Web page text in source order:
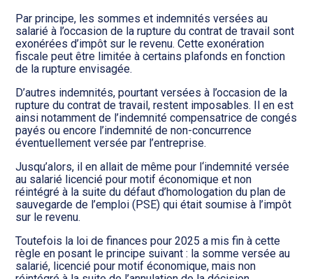
Par principe, les sommes et indemnités versées au
salarié à l’occasion de la rupture du contrat de travail sont
exonérées d’impôt sur le revenu. Cette exonération
fiscale peut être limitée à certains plafonds en fonction
de la rupture envisagée.
D’autres indemnités, pourtant versées à l’occasion de la
rupture du contrat de travail, restent imposables. Il en est
ainsi notamment de l’indemnité compensatrice de congés
payés ou encore l’indemnité de non-concurrence
éventuellement versée par l’entreprise.
Jusqu’alors, il en allait de même pour l‘indemnité versée
au salarié licencié pour motif économique et non
réintégré à la suite du défaut d’homologation du plan de
sauvegarde de l’emploi (PSE) qui était soumise à l’impôt
sur le revenu.
Toutefois la loi de finances pour 2025 a mis fin à cette
règle en posant le principe suivant : la somme versée au
salarié, licencié pour motif économique, mais non